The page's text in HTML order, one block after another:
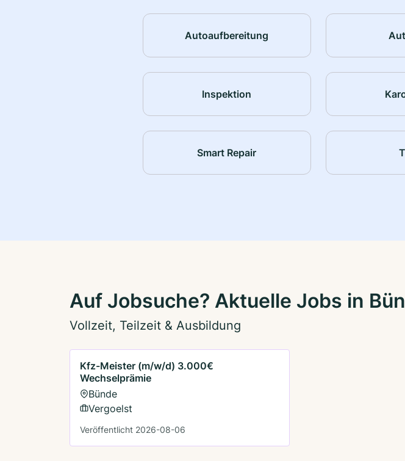
Autoaufbereitung
Inspektion
Smart Repair
Auf Jobsuche? Aktuelle Jobs in
Vollzeit, Teilzeit & Ausbildung
Kfz-Meister (m/w/d) 3.000€
Wechselprämie
Bünde
Vergoelst
Veröffentlicht 2026-08-06